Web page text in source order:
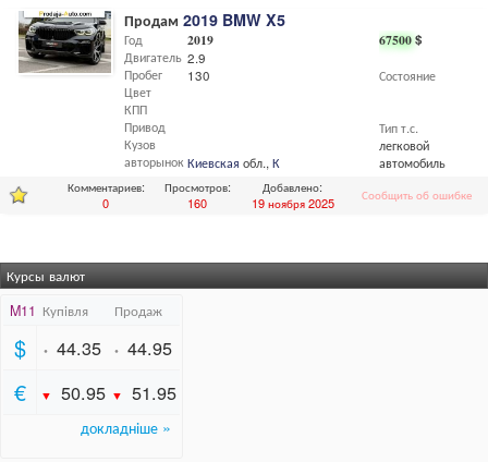
Продам 2019 BMW X5
67500$
Состояние
Тип т.с.
легковой
автомобиль
Год
Двигатель
Пробег
Цвет
КПП
Привод
Кузов
авторынок
2019
2.9
130
Киевская обл.,Киев
Комментариев:
0
Просмотров:
160
Добавлено:
19 ноября 2025
Сообщить об ошибке
Курсы валют